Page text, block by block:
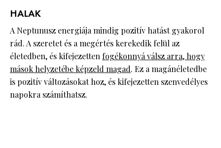
HALAK
A Neptunusz energiája mindig pozitív hatást gyakorol
rád. A szeretet és a megértés kerekedik felül az
életedben, és kifejezetten fogékonnyá válsz arra, hogy
mások helyzetébe képzeld magad. Ez a magánéletedbe
is pozitív változásokat hoz, és kifejezetten szenvedélyes
napokra számíthatsz.